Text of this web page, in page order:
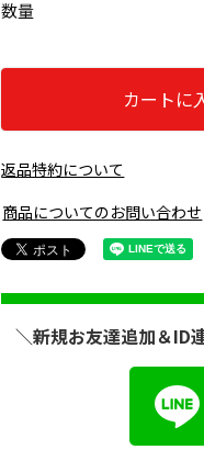
数量
カート
返品特約について
商品についてのお問い合わせ
＼新規お友達追加＆ID